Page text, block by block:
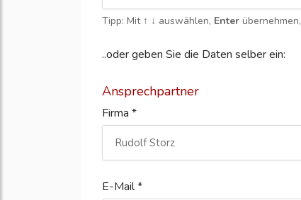
Tipp: Mit ↑ ↓ auswählen, Enter übernehmen,
..oder geben Sie die Daten selber ein:
Ansprechpartner
Firma *
E-Mail *